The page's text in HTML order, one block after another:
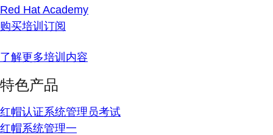
Red Hat Academy
购买培训订阅
了解更多培训内容
特色产品
红帽认证系统管理员考试
红帽系统管理一